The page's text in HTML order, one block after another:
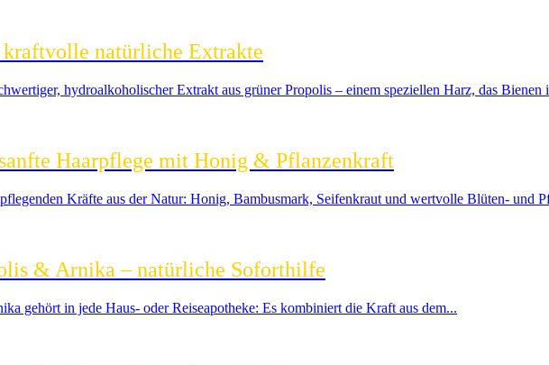
natürliche Extrakte
hydroalkoholischer Extrakt aus grüner Propolis – einem speziellen Harz, das Bienen
Haarpflege mit Honig & Pflanzenkraft
Kräfte aus der Natur: Honig, Bambusmark, Seifenkraut und wertvolle Blüten‑ und
& Arnika – natürliche Soforthilfe
gehört in jede Haus‑ oder Reiseapotheke: Es kombiniert die Kraft aus dem...